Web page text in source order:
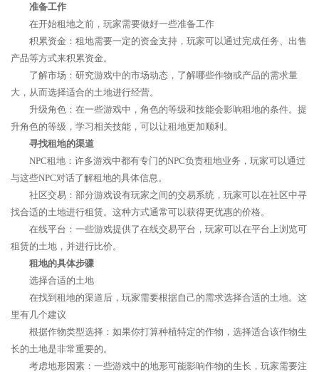
准备工作
在开始租地之前，玩家需要做好一些准备工作
积累资金：租地需要一定的资金支持，玩家可以通过完成任务、出售
产品等方式来积累资金。
了解市场：研究游戏中的市场动态，了解哪些作物或产品的需求量
大，从而选择适合的土地进行经营。
升级角色：在一些游戏中，角色的等级和技能会影响租地的条件。提
升角色的等级，学习相关技能，可以让租地更加顺利。
寻找租地的渠道
NPC租地：许多游戏中都有专门的NPC负责租地业务，玩家可以通过
与这些NPC对话了解租地的具体信息。
社区交易：部分游戏设有玩家之间的交易系统，玩家可以在社区中寻
找合适的土地进行租赁。这种方式通常可以获得更优惠的价格。
在线平台：一些游戏提供了在线交易平台，玩家可以在平台上浏览可
租赁的土地，并进行比价。
租地的具体步骤
选择合适的土地
在找到租地的渠道后，玩家需要根据自己的需求选择合适的土地。这
里有几个建议
根据作物类型选择：如果你打算种植特定的作物，选择适合该作物生
长的土地是非常重要的。
考虑地形因素：一些游戏中的地形可能影响作物的生长，玩家需要注